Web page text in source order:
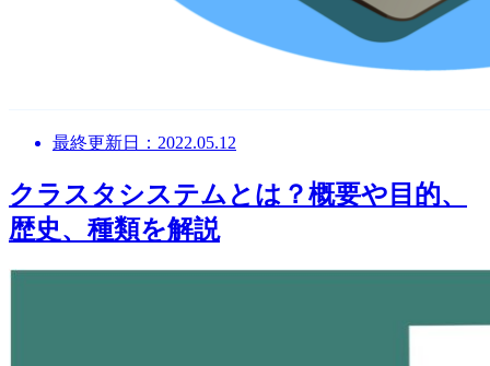
最終更新日：2022.05.12
クラスタシステムとは？概要や目的、
歴史、種類を解説